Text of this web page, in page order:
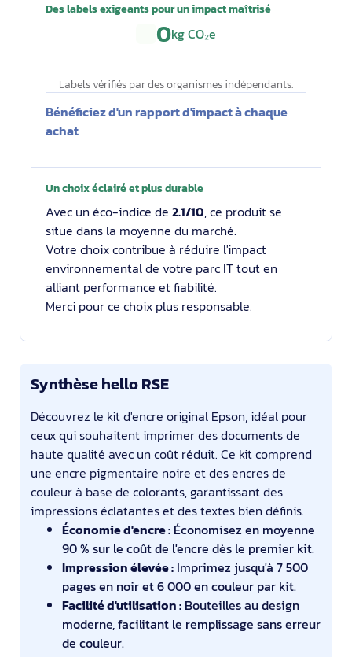
Des labels exigeants pour un impact maîtrisé
0kg CO₂e
Labels vérifiés par des organismes indépendants.
Bénéficiez d'un rapport d'impact à chaque
achat
Un choix éclairé et plus durable
Avec un éco-indice de 2.1/10, ce produit se
situe dans la moyenne du marché.
Votre choix contribue à réduire l'impact
environnemental de votre parc IT tout en
alliant performance et fiabilité.
Merci pour ce choix plus responsable.
Synthèse hello RSE
Découvrez le kit d'encre original Epson, idéal pour
ceux qui souhaitent imprimer des documents de
haute qualité avec un coût réduit. Ce kit comprend
une encre pigmentaire noire et des encres de
couleur à base de colorants, garantissant des
impressions éclatantes et des textes bien définis.
Économie d'encre : Économisez en moyenne
90 % sur le coût de l'encre dès le premier kit.
Impression élevée : Imprimez jusqu'à 7 500
pages en noir et 6 000 en couleur par kit.
Facilité d'utilisation : Bouteilles au design
moderne, facilitant le remplissage sans erreur
de couleur.